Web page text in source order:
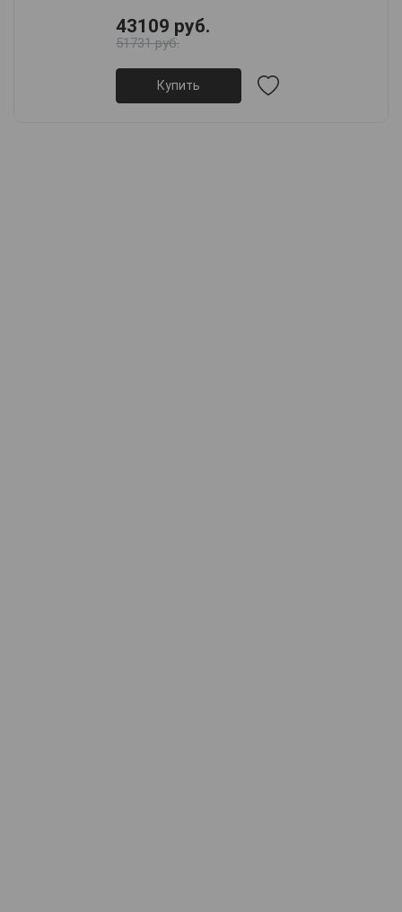
43109 руб.
51731 руб.
Купить